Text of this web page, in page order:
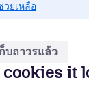
วยเหลือ
บถาวรแล้ว
it